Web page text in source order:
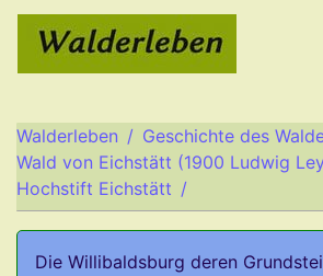
Walderleben
Geschichte des
Wald von Eichstätt (1900 Ludwig
Hochstift Eichstätt
Die Willibaldsburg deren